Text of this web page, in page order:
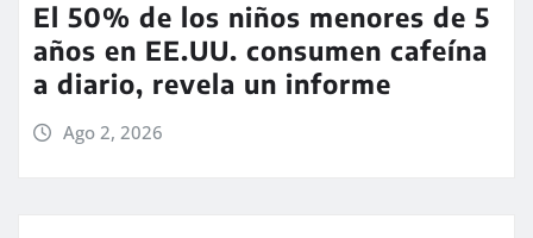
El 50% de los niños menores de 5
años en EE.UU. consumen cafeína
a diario, revela un informe
Ago 2, 2026